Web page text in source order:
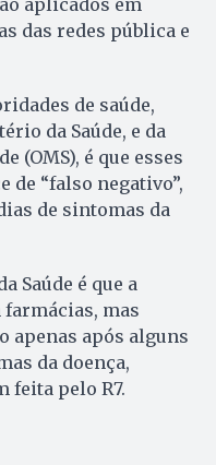
aplicados em
das redes pública e
de saúde,
da Saúde, e da
(OMS), é que esses
“falso negativo”,
de sintomas da
Saúde é que a
farmácias, mas
apenas após alguns
da doença,
feita pelo R7.